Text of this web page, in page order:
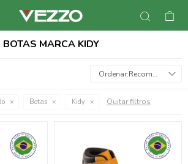
BOTAS MARCA KIDY
Recomendados
Botas Kidy Quitar filtros